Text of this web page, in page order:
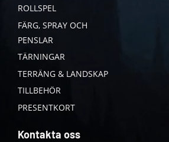
ROLLSPEL
FÄRG, SPRAY OCH
PENSLAR
TÄRNINGAR
TERRÄNG & LANDSKAP
TILLBEHÖR
PRESENTKORT
Kontakta oss